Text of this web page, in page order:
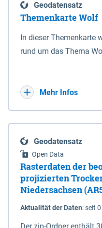
enthalten. Sperrwerke Sperrwerke sind Bauwerke
mit Sperrvorrichtungen
Schutz eines Gebietes
vor Sturmfluten, zu
Eigenschaft eines
die Deichbehörde
Geodatensatz
Themenkarte Wolf
In dieser Themenkarte
rund um das Thema
sowie Status der
laufendenMehr Infos
Geodatensatz
Open Data
Rasterdaten der
projizierten
Niedersachsen
Aktualität der Daten:seit